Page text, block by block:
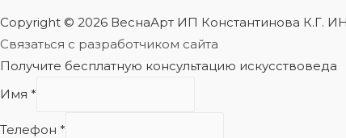
Copyright © 2026 ВеснаАрт ИП Константинова К.Г.
Связаться с разработчиком сайта
Получите бесплатную консультацию искусствоведа
Имя *
Телефон *